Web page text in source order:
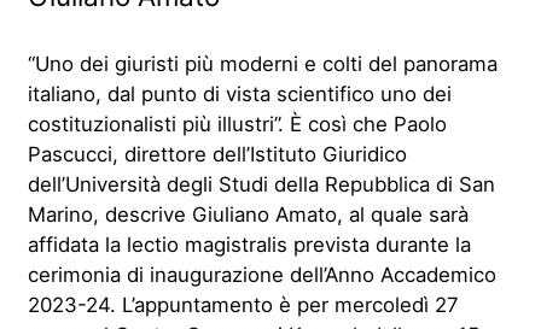
“Uno dei giuristi più moderni e colti del panorama
italiano, dal punto di vista scientifico uno dei
costituzionalisti più illustri”. È così che Paolo
Pascucci, direttore dell’Istituto Giuridico
dell’Università degli Studi della Repubblica di San
Marino, descrive Giuliano Amato, al quale sarà
affidata la lectio magistralis prevista durante la
cerimonia di inaugurazione dell’Anno Accademico
2023-24. L’appuntamento è per mercoledì 27